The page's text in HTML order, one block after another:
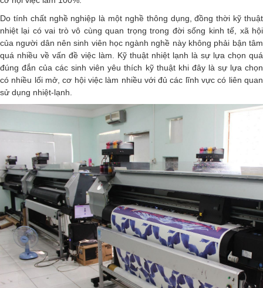
Do tính chất nghề nghiệp là một nghề thông dụng, đồng thời kỹ thuật
nhiệt lại có vai trò vô cùng quan trọng trong đời sống kinh tế, xã hội
của người dân nên sinh viên học ngành nghề này không phải bận tâm
quá nhiều về vấn đề việc làm. Kỹ thuật nhiệt lạnh là sự lựa chọn quá
đúng đắn của các sinh viên yêu thích kỹ thuật khi đây là sự lựa chọn
có nhiều lối mở, cơ hội việc làm nhiều với đủ các lĩnh vực có liên quan
sử dụng nhiệt-lạnh.